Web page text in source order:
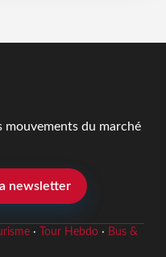
mouvements du marché
newsletter
· Tour Hebdo· Bus &